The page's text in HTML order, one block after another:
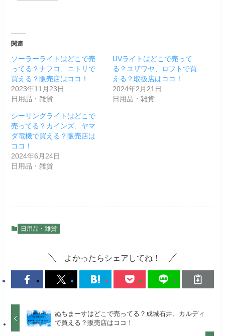
関連
ソーラーライトはどこで売
ってる？ナフコ、ニトリで
買える？販売店はココ！
2023年11月23日
日用品・雑貨
UVライトはどこで売って
る？ユザワヤ、ロフトで買
える？取扱店はココ！
2024年2月21日
日用品・雑貨
シーリングライトはどこで
売ってる？カインズ、ヤマ
ダ電機で買える？販売店は
ココ！
2024年6月24日
日用品・雑貨
日用品・雑貨
よかったらシェアしてね！
ぬちまーすはどこで売ってる？成城石井、カルディ
で買える？販売店はココ！